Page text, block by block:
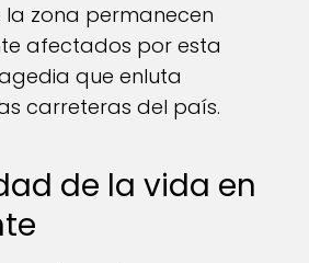
zona permanecen
afectados por esta
que enluta
carreteras del país.
de la vida en